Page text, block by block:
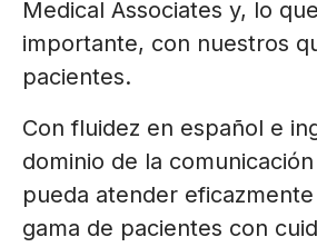
Medical Associates y, lo
importante, con nuestros
pacientes.
Con fluidez en español e
dominio de la
pueda atender
gama de pacientes con